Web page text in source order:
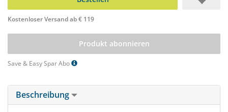
Kostenloser Versand ab € 119
Produkt abonnieren
Save & Easy Spar Abo
Beschreibung